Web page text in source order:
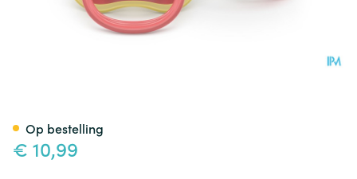
€ 10,99
Op bestelling